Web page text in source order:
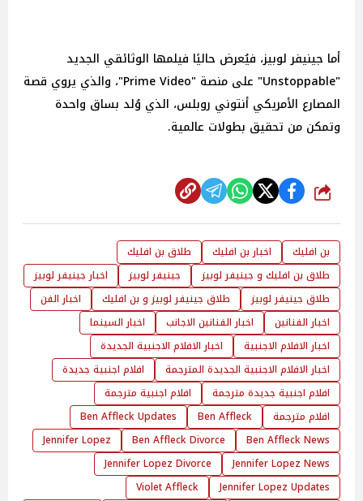
أما جينيفر لوبيز، فيُعرض حاليًا فيلمها الوثائقي الجديد
"Unstoppable" على منصة "Prime Video"، والذي يروي قصة
المصارع الأمريكي أنتوني روبلس، الذي وُلد بساق واحدة
وتمكن من تحقيق بطولات عالمية.
شارك
بن افليك اخبار بن افليك
طلاق بن افليك
طلاق بن افليك و جينيفر لوبيز
جينيفر لوبيز
اخبار جينيفر لوبيز
طلاق جينيفر لوبيز
طلاق جينيفر لوبيز و بن افليك
اخبار الفن
اخبار الفنانين
اخبار الفنانين الاجانب
اخبار السينما
اخبار الافلام الاجنبية
اخبار الافلام الاجنبية الجديدة
اخبار الافلام الاجنبية الجديدة المترجمة
افلام اجنبية جديدة
افلام اجنبية جديدة مترجمة
افلام اجنبية مترجمة
افلام مترجمة
Ben Affleck
Ben Affleck Updates
Ben Affleck News
Ben Affleck Divorce
Jennifer Lopez
Jennifer Lopez News
Jennifer Lopez Divorce
Jennifer Lopez Updates
Violet Affleck